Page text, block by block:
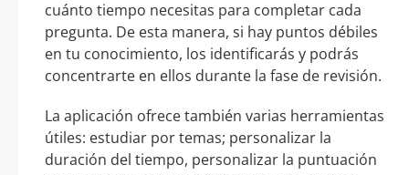
cuánto tiempo necesitas para completar cada
pregunta. De esta manera, si hay puntos débiles
en tu conocimiento, los identificarás y podrás
concentrarte en ellos durante la fase de revisión.
La aplicación ofrece también varias herramientas
útiles: estudiar por temas; personalizar la
duración del tiempo, personalizar la puntuación